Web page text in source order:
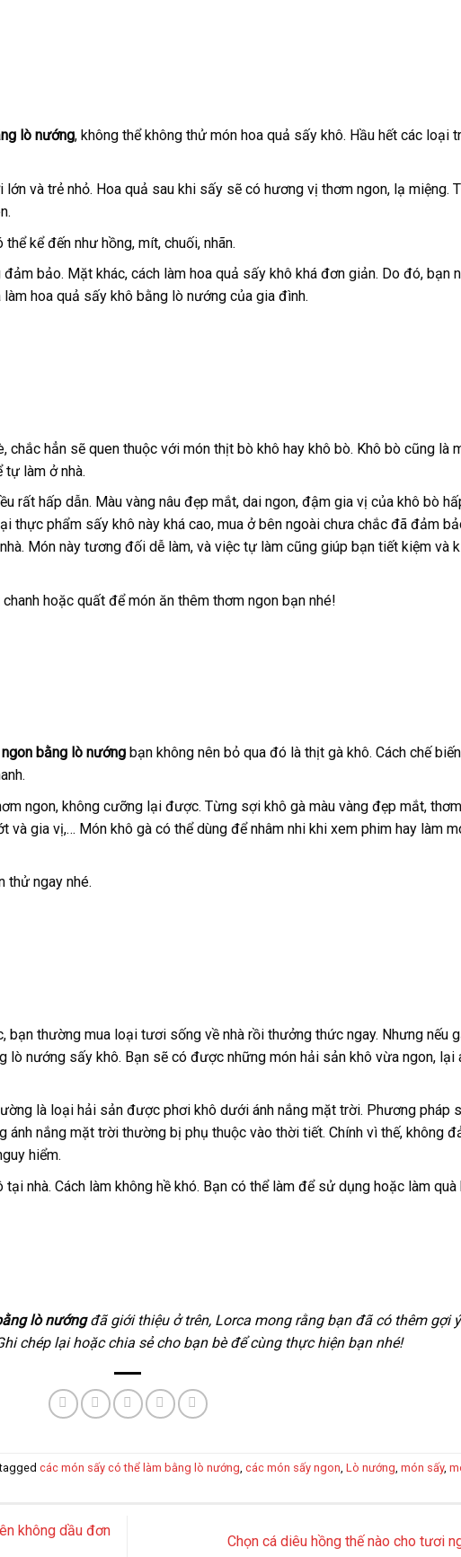
lò nướng, không thể không thử món hoa quả sấy khô. Hầu hết các loại
và trẻ nhỏ. Hoa quả sau khi sấy sẽ có hương vị thơm ngon, lạ miệng.
kể đến như hồng, mít, chuối, nhãn.
bảo. Mặt khác, cách làm hoa quả sấy khô khá đơn giản. Do đó, bạn
hoa quả sấy khô bằng lò nướng của gia đình.
chắc hẳn sẽ quen thuộc với món thịt bò khô hay khô bò. Khô bò cũng là
làm ở nhà.
rất hấp dẫn. Màu vàng nâu đẹp mắt, dai ngon, đậm gia vị của khô bò
thực phẩm sấy khô này khá cao, mua ở bên ngoài chưa chắc đã đảm
Món này tương đối dễ làm, và việc tự làm cũng giúp bạn tiết kiệm và
hoặc quất để món ăn thêm thơm ngon bạn nhé!
bằng lò nướngbạn không nên bỏ qua đó là thịt gà khô. Cách chế
ngon, không cưỡng lại được. Từng sợi khô gà màu vàng đẹp mắt,
và gia vị,… Món khô gà có thể dùng để nhâm nhi khi xem phim hay làm
thử ngay nhé.
bạn thường mua loại tươi sống về nhà rồi thưởng thức ngay. Nhưng nếu
lò nướng sấy khô. Bạn sẽ có được những món hải sản khô vừa ngon, lại
là loại hải sản được phơi khô dưới ánh nắng mặt trời. Phương pháp
ánh nắng mặt trời thường bị phụ thuộc vào thời tiết. Chính vì thế, không
hiểm.
nhà. Cách làm không hề khó. Bạn có thể làm để sử dụng hoặc làm quà
lò nướngđã giới thiệu ở trên, Lorca mong rằng bạn đã có thêm gợi
chép lại hoặc chia sẻ cho bạn bè để cùng thực hiện bạn nhé!
các món sấy có thể làm bằng lò nướng các món sấy ngon Lò nướng món sấy,
không dầu đơn
Chọn cá diêu hồng thế nào cho tươi